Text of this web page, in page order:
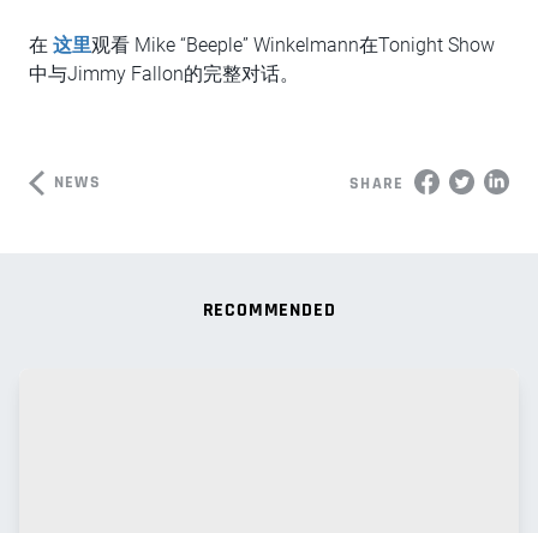
在 这里观看 Mike “Beeple” Winkelmann在Tonight Show
中与Jimmy Fallon的完整对话。
NEWS SHARE
RECOMMENDED